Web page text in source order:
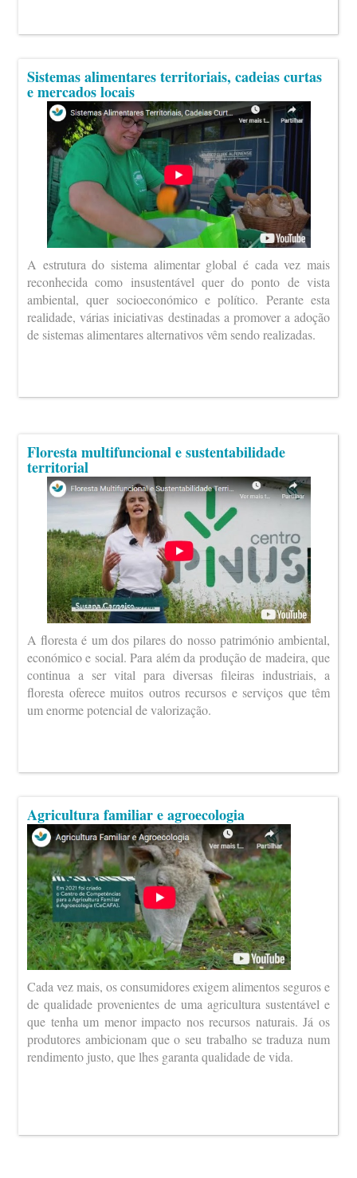
Sistemas alimentares territoriais, cadeias curtas
e mercados locais
A estrutura do sistema alimentar global é cada vez mais
reconhecida como insustentável quer do ponto de vista
ambiental, quer socioeconómico e político. Perante esta
realidade, várias iniciativas destinadas a promover a adoção
de sistemas alimentares alternativos vêm sendo realizadas.
Floresta multifuncional e sustentabilidade
territorial
A floresta é um dos pilares do nosso património ambiental,
económico e social. Para além da produção de madeira, que
continua a ser vital para diversas fileiras industriais, a
floresta oferece muitos outros recursos e serviços que têm
um enorme potencial de valorização.
Agricultura familiar e agroecologia
Cada vez mais, os consumidores exigem alimentos seguros e
de qualidade provenientes de uma agricultura sustentável e
que tenha um menor impacto nos recursos naturais. Já os
produtores ambicionam que o seu trabalho se traduza num
rendimento justo, que lhes garanta qualidade de vida.